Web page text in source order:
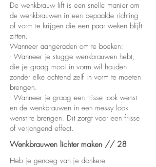
De wenkbrauw lift is een snelle manier om
de wenkbrauwen in een bepaalde richting
of vorm te krijgen die een paar weken blijft
zitten.
Wanneer aangeraden om te boeken:
- Wanneer je stugge wenkbrauwen hebt,
die je graag mooi in vorm wil houden
zonder elke ochtend zelf in vorm te moeten
brengen.
- Wanneer je graag een frisse look wenst
en de wenkbrauwen in een messy look
wenst te brengen. Dit zorgt voor een frisse
of verjongend effect.
Wenkbrauwen lichter maken // 28
Heb je genoeg van je donkere